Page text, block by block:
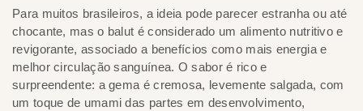
Para muitos brasileiros, a ideia pode parecer estranha ou até
chocante, mas o balut é considerado um alimento nutritivo e
revigorante, associado a benefícios como mais energia e
melhor circulação sanguínea. O sabor é rico e
surpreendente: a gema é cremosa, levemente salgada, com
um toque de umami das partes em desenvolvimento,